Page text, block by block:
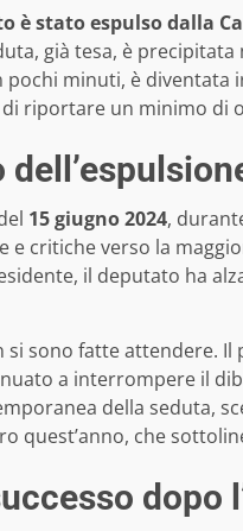
è stato espulso dalla
già tesa, è
pochi minuti, è
di riportare un minimo di
15 giugno 2024,
e critiche verso la
il deputato ha
si sono fatte attendere.
a interrompere il
della seduta,
quest’anno, che
dopo